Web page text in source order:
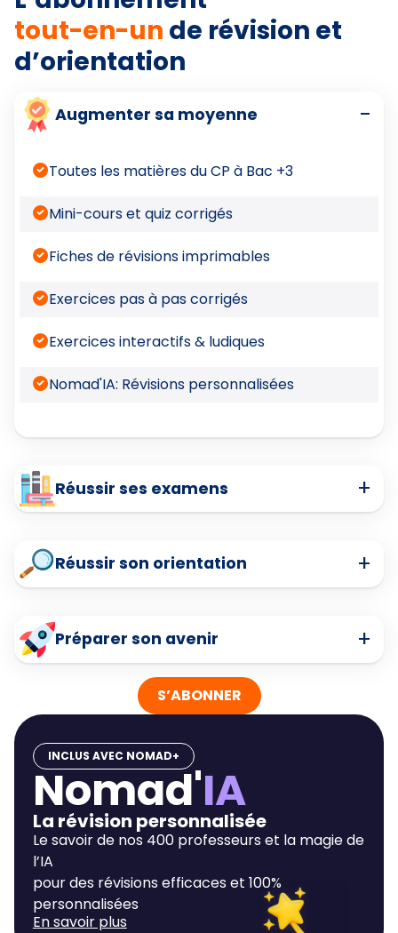
tout-en-un de révision et
d’orientation
Augmenter sa moyenne -
Toutes les matières du CP à Bac +3
Mini-cours et quiz corrigés
Fiches de révisions imprimables
Exercices pas à pas corrigés
Exercices interactifs & ludiques
Nomad'IA: Révisions personnalisées
Réussir ses examens +
Réussir son orientation +
Préparer son avenir +
S’ABONNER
INCLUS AVEC NOMAD+
Nomad'IA
La révision personnalisée
Le savoir de nos 400 professeurs et la magie de
l’IA
pour des révisions efficaces et 100%
personnalisées
En savoir plus